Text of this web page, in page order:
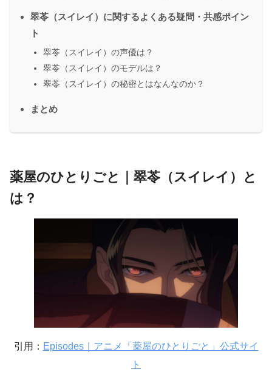
翠苓（スイレイ）に関するよくある疑問・共感ポイン
ト
翠苓（スイレイ）の声優は？
翠苓（スイレイ）のモデルは？
翠苓（スイレイ）の秘密とはなんなのか？
まとめ
薬屋のひとりごと｜翠苓（スイレイ）と
は？
引用： Episodes｜アニメ「薬屋のひとりごと」公式サイ
ト